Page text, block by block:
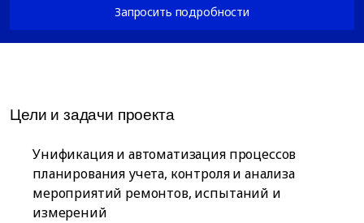
Запросить подробности
Цели и задачи проекта
Унификация и автоматизация процессов
планирования учета, контроля и анализа
мероприятий ремонтов, испытаний и
измерений